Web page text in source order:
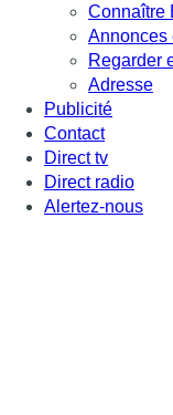
Connaître
Annonces
Regarder
Adresse
Publicité
Contact
Direct tv
Direct radio
Alertez-nous